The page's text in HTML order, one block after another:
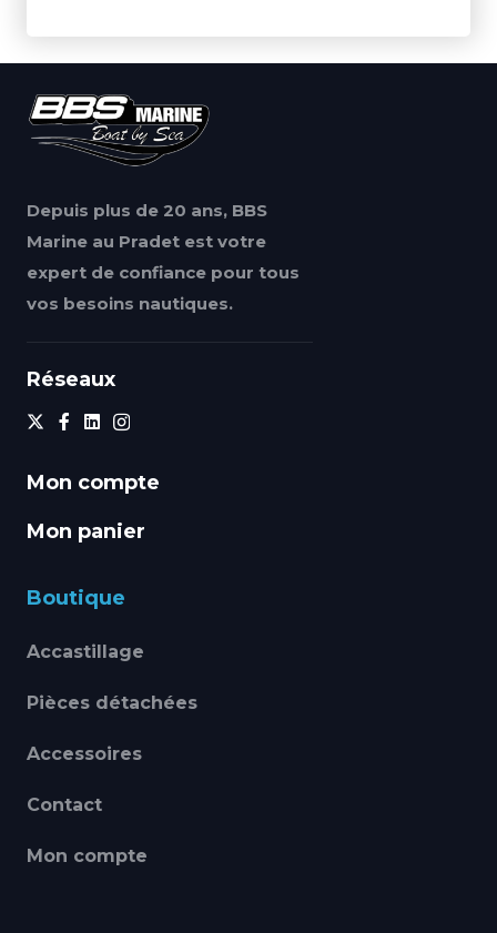
Depuis plus de 20 ans, BBS
Marine au Pradet est votre
expert de confiance pour tous
vos besoins nautiques.
Réseaux
Mon compte
Mon panier
Boutique
Accastillage
Pièces détachées
Accessoires
Contact
Mon compte